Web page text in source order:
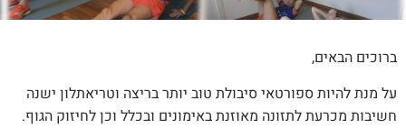
כלים למתאמן
בלוג
ברוכים הבאים,
על מנת להיות ספורטאי סיבולת טוב יותר בריצה וטריאתלון ישנה
חשיבות מכרעת לתזונה מאוזנת באימונים ובכלל וכן לחיזוק הגוף.